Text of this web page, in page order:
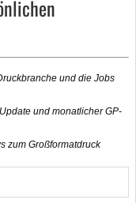
und die Jobs
und monatlicher GP-
zum Großformatdruck